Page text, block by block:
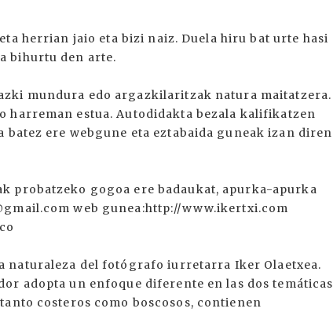
herrian jaio eta bizi naiz. Duela hiru bat urte hasi
bihurtu den arte.
mundura edo argazkilaritzak natura maitatzera.
harreman estua. Autodidakta bezala kalifikatzen
ere webgune eta eztabaida guneak izan diren
probatzeko gogoa ere badaukat, apurka-apurka
web gunea:http://www.ikertxi.com
naturaleza del fotógrafo iurretarra Iker Olaetxea.
adopta un enfoque diferente en las dos temáticas
costeros como boscosos, contienen